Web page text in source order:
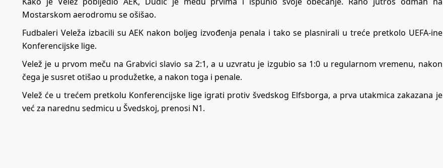
Mostarskom aerodromu se ošišao.
Fudbaleri Veleža izbacili su AEK nakon boljeg izvođenja penala i tako se plasnirali u treće pretkolo UEFA-ine
Konferencijske lige.
Velež je u prvom meču na Grabvici slavio sa 2:1, a u uzvratu je izgubio sa 1:0 u regularnom vremenu, nakon
čega je susret otišao u produžetke, a nakon toga i penale.
Velež će u trećem pretkolu Konferencijske lige igrati protiv švedskog Elfsborga, a prva utakmica zakazana je
već za narednu sedmicu u Švedskoj, prenosi N1.